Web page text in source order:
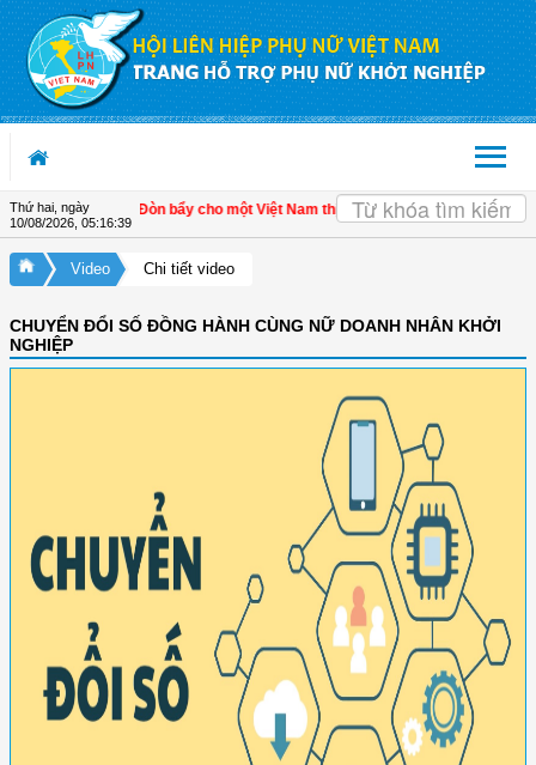
Truy cập nội dung luôn
Thứ hai, ngày
10/08/2026 05:16:39
kinh tế tư nhân - Đòn bẩy cho một Việt Nam thịnh vượng | Hội LHPN tỉnh
Video Chi tiết video
CHUYỂN ĐỔI SỐ ĐỒNG HÀNH CÙNG NỮ DOANH NHÂN KHỞI
NGHIỆP
OK